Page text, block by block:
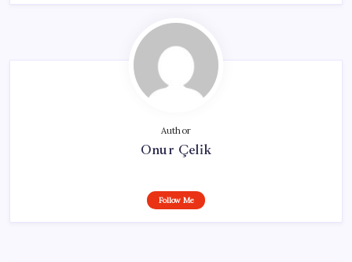
Author
Onur Çelik
Follow Me